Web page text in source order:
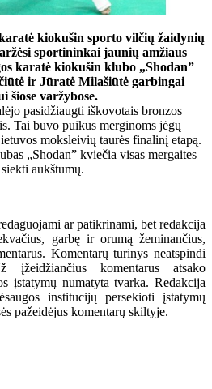
kiokušin sporto vilčių žaidynių
sportininkai jaunių amžiaus
karatė kiokušin klubo „Shodan”
ir Jūratė Milašiūtė garbingai
šiose varžybose.
pasidžiaugti iškovotais bronzos
Tai buvo puikus merginoms jėgų
moksleivių taurės finalinį etapą.
„Shodan” kviečia visas mergaites
aukštumų.
ar patikrinami, bet redakcija
garbę ir orumą žeminančius,
Komentarų turinys neatspindi
įžeidžiančius komentarus atsako
įstatymų numatyta tvarka. Redakcija
institucijų persekioti įstatymų
pažeidėjus komentarų skiltyje.